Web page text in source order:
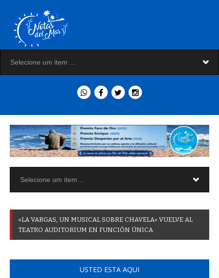
«LA VARGAS UN MUSICAL SOBRE CHAVELA» VUELVE AL
TEATRO AUDITORIUM EN FUNCIÓN ÚNICA
USTED ESTA AQUI